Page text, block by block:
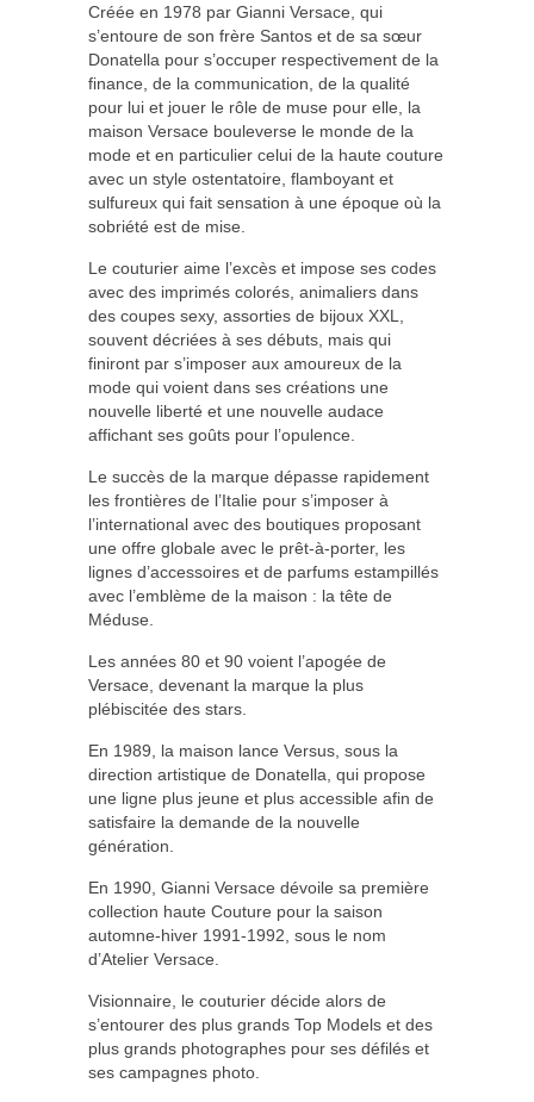
Créée en 1978 par Gianni Versace, qui
s’entoure de son frère Santos et de sa sœur
Donatella pour s’occuper respectivement de la
finance, de la communication, de la qualité
pour lui et jouer le rôle de muse pour elle, la
maison Versace bouleverse le monde de la
mode et en particulier celui de la haute couture
avec un style ostentatoire, flamboyant et
sulfureux qui fait sensation à une époque où la
sobriété est de mise.
Le couturier aime l’excès et impose ses codes
avec des imprimés colorés, animaliers dans
des coupes sexy, assorties de bijoux XXL,
souvent décriées à ses débuts, mais qui
finiront par s’imposer aux amoureux de la
mode qui voient dans ses créations une
nouvelle liberté et une nouvelle audace
affichant ses goûts pour l’opulence.
Le succès de la marque dépasse rapidement
les frontières de l’Italie pour s’imposer à
l’international avec des boutiques proposant
une offre globale avec le prêt-à-porter, les
lignes d’accessoires et de parfums estampillés
avec l’emblème de la maison : la tête de
Méduse.
Les années 80 et 90 voient l’apogée de
Versace, devenant la marque la plus
plébiscitée des stars.
En 1989, la maison lance Versus, sous la
direction artistique de Donatella, qui propose
une ligne plus jeune et plus accessible afin de
satisfaire la demande de la nouvelle
génération.
En 1990, Gianni Versace dévoile sa première
collection haute Couture pour la saison
automne-hiver 1991-1992, sous le nom
d’Atelier Versace.
Visionnaire, le couturier décide alors de
s’entourer des plus grands Top Models et des
plus grands photographes pour ses défilés et
ses campagnes photo.